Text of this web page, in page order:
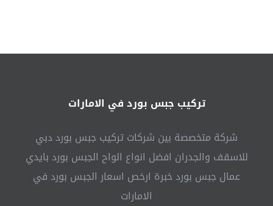
|0541307088|
تركيب جبس بورد في الامارات
شركة متخصصة بين شركات تركيب جبس بورد دبي
للاسقف والجدران افضل انواع الواح الجبس بورد بايدي
عمال جبس بورد خبرة ارخص اسعار الجبس بورد في
الامارات